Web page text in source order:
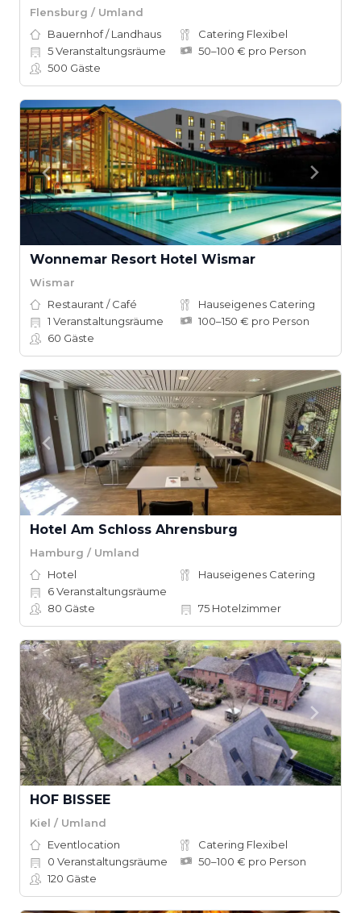
Flensburg / Umland
Bauernhof / Landhaus
Catering Flexibel
5Veranstaltungsräume
50–100 € pro Person
500 Gäste
Wonnemar Resort Hotel Wismar
Wismar
Restaurant / Café
Hauseigenes Catering
1 Veranstaltungsräume
100–150 € pro Person
60 Gäste
Hotel Am Schloss Ahrensburg
Hamburg / Umland
Hotel
Hauseigenes Catering
6Veranstaltungsräume
80 Gäste 75 Hotelzimmer
HOF BISSEE
Kiel / Umland
Eventlocation
Catering Flexibel
0 Veranstaltungsräume
50–100 € pro Person
120 Gäste